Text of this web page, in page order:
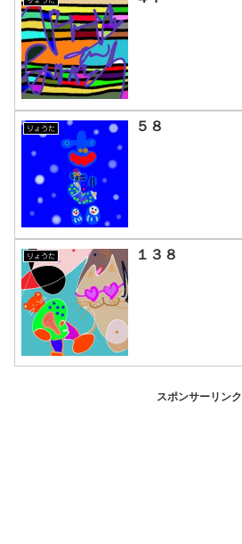
りょうた ５８
りょうた １３８
スポンサーリンク